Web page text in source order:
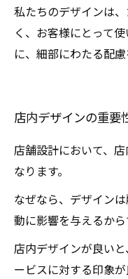
私たちのデザインは
く、お客様にとって
に、細部にわたる配慮
店内デザインの重要
店舗設計において、
なります。
なぜなら、デザイン
動に影響を与えるから
店内デザインが良い
ービスに対する印象が